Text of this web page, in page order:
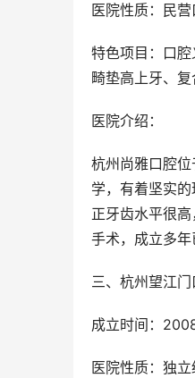
医院性质：民
特色项目：口
畸垫高上牙、
医院介绍：
杭州尚雅口腔
学，有着坚实
正牙齿水平很
手术，成立多年
三、杭州望江
成立时间：
医院性质：独立